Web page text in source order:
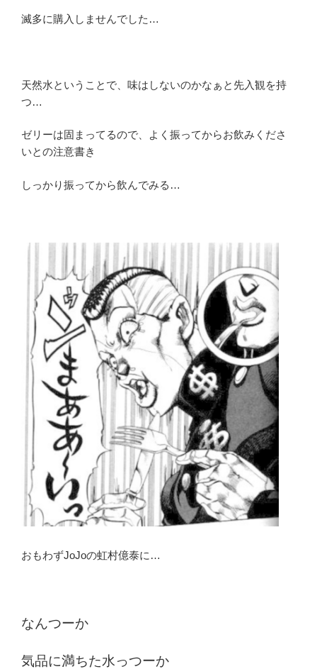
滅多に購入しませんでした…
天然水ということで、味はしないのかなぁと先入観を持
つ…
ゼリーは固まってるので、よく振ってからお飲みくださ
いとの注意書き
しっかり振ってから飲んでみる…
おもわずJoJoの虹村億泰に…
なんつーか
気品に満ちた水っつーか